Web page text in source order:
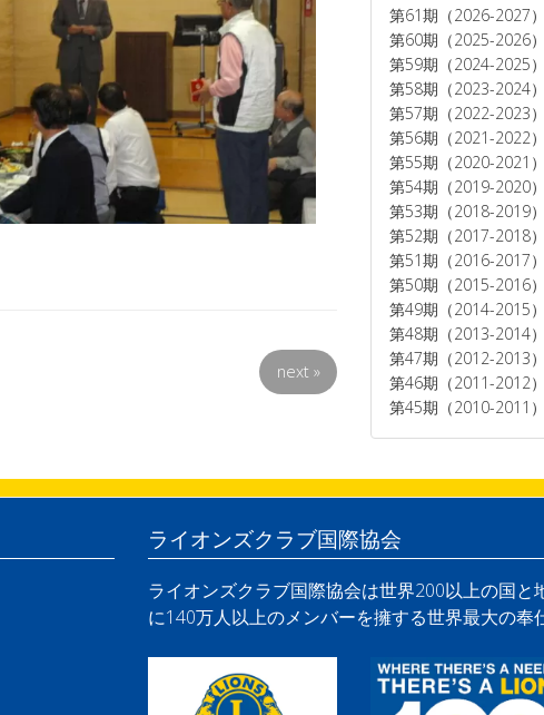
next »
第61期（2026-2027）
第60期（2025-2026）
第59期（2024-2025）
第58期（2023-2024）
第57期（2022-2023）
第56期（2021-2022）
第55期（2020-2021）
第54期（2019-2020）
第53期（2018-2019）
第52期（2017-2018）
第51期（2016-2017）
第50期（2015-2016）
第49期（2014-2015）
第48期（2013-2014）
第47期（2012-2013）
第46期（2011-2012）
第45期（2010-2011）
ライオンズクラブ国際協会
ライオンズクラブ国際協会は世界200以上の国と
に140万人以上のメンバーを擁する世界最大の奉